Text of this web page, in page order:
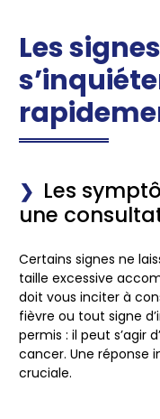
Les
Les
une
Certains signes ne
taille excessive
doit vous inciter à
fièvre ou tout signe
permis : il peut s’agir
cancer. Une réponse
cruciale.